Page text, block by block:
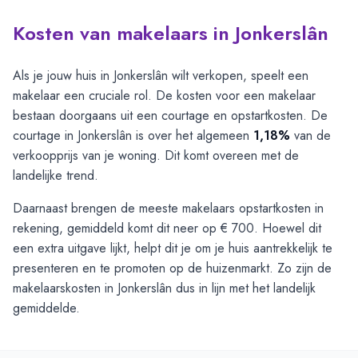
Kosten van makelaars in Jonkerslân
Als je jouw huis in Jonkerslân wilt verkopen, speelt een
makelaar een cruciale rol. De kosten voor een makelaar
bestaan doorgaans uit een courtage en opstartkosten. De
courtage in Jonkerslân is over het algemeen 1,18% van de
verkoopprijs van je woning. Dit komt overeen met de
landelijke trend.
Daarnaast brengen de meeste makelaars opstartkosten in
rekening, gemiddeld komt dit neer op € 700. Hoewel dit
een extra uitgave lijkt, helpt dit je om je huis aantrekkelijk te
presenteren en te promoten op de huizenmarkt. Zo zijn de
makelaarskosten in Jonkerslân dus in lijn met het landelijk
gemiddelde.